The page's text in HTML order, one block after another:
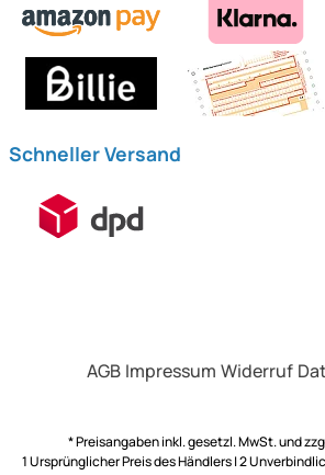
Schneller Versand
AGB Impressum Widerruf
* Preisangaben inkl. gesetzl. MwSt. und
1 Ursprünglicher Preis des Händlers | 2